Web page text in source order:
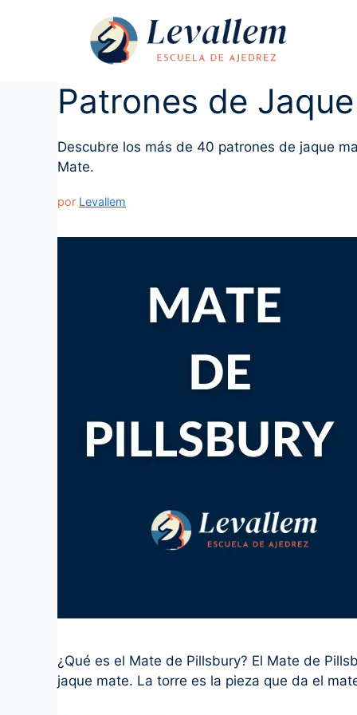
Patrones de
Descubre los más de 40 patrones de jaque
Mate.
por Levallem
¿Qué es el Mate de Pillsbury? El Mate de
jaque mate. La torre es la pieza que da el